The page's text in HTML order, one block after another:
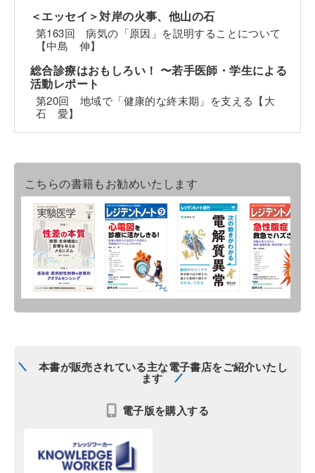
＜エッセイ＞対岸の火事、他山の石
第163回 病気の「原因」を説明することについて
【中島 伸】
総合診療はおもしろい！ 〜若手医師・学生による
活動レポート
第20回 地域で「健康的な終末期」を支える【大
石 愛】
こちらの書籍もお勧めいたします
本書が販売されている主な電子書店をご紹介いたし
ます
電子版を購入する